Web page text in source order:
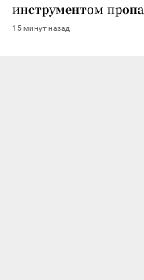
инструментом
15 минут назад